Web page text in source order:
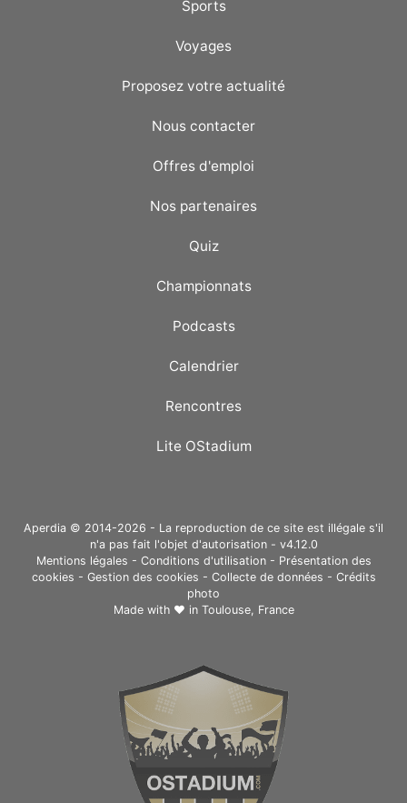
Sports
Voyages
Proposez votre actualité
Nous contacter
Offres d'emploi
Nos partenaires
Quiz
Championnats
Podcasts
Calendrier
Rencontres
Lite OStadium
Aperdia © 2014-2026 - La reproduction de ce site est illégale s'il
n'a pas fait l'objet d'autorisation - v4.12.0
Mentions légales - Conditions d'utilisation- Présentation des
cookies - Gestion des cookies - Collecte de données - Crédits
photo
Made with ❤ in Toulouse, France